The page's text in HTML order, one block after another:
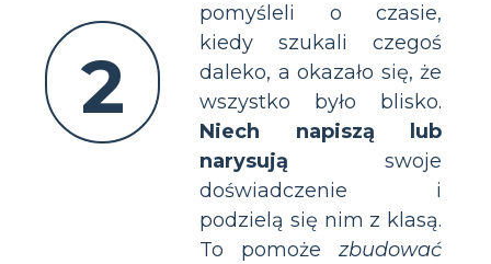
2
pomyśleli o czasie,
kiedy szukali czegoś
daleko, a okazało się, że
wszystko było blisko.
Niech napiszą lub
narysują swoje
doświadczenie i
podzielą się nim z klasą.
To pomoże zbudować